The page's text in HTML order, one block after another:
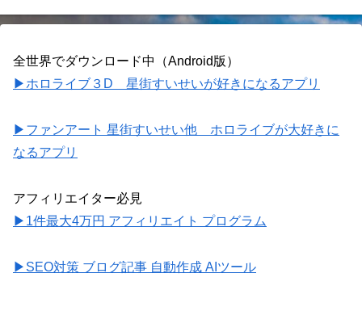
#shorts
全世界でダウンロード中（Android版）
▶ホロライブ３D 星街すいせいが好きになるアプリ
▶ファンアート 星街すいせい他 ホロライブが大好きに
なるアプリ
アフィリエイター必見
▶1件最大4万円 アフィリエイト プログラム
▶SEO対策 ブログ記事 自動作成 AIツール